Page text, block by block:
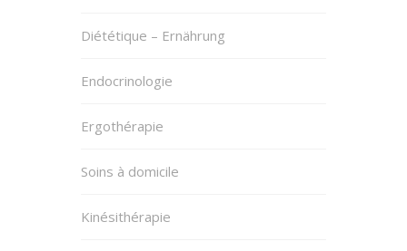
Diététique – Ernährung
Endocrinologie
Ergothérapie
Soins à domicile
Kinésithérapie